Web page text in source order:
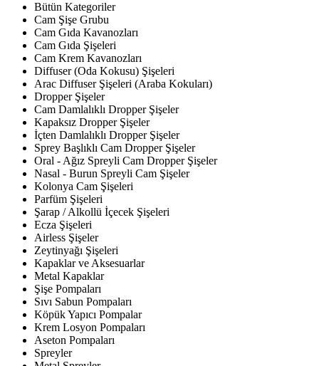
Bütün Kategoriler
Cam Şişe Grubu
Cam Gıda Kavanozları
Cam Gıda Şişeleri
Cam Krem Kavanozları
Diffuser (Oda Kokusu) Şişeleri
Arac Diffuser Şişeleri (Araba Kokuları)
Dropper Şişeler
Cam Damlalıklı Dropper Şişeler
Kapaksız Dropper Şişeler
İçten Damlalıklı Dropper Şişeler
Sprey Başlıklı Cam Dropper Şişeler
Oral - Ağız Spreyli Cam Dropper Şişeler
Nasal - Burun Spreyli Cam Şişeler
Kolonya Cam Şişeleri
Parfüm Şişeleri
Şarap / Alkollü İçecek Şişeleri
Ecza Şişeleri
Airless Şişeler
Zeytinyağı Şişeleri
Kapaklar ve Aksesuarlar
Metal Kapaklar
Şişe Pompaları
Sıvı Sabun Pompaları
Köpük Yapıcı Pompalar
Krem Losyon Pompaları
Aseton Pompaları
Spreyler